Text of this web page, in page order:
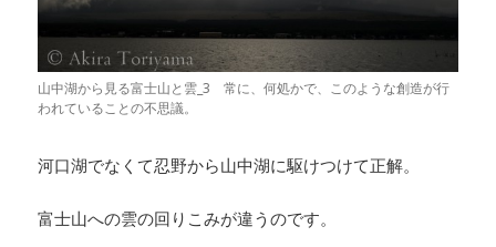
山中湖から見る富士山と雲_3 常に、何処かで、このような創造が行
われていることの不思議。
河口湖でなくて忍野から山中湖に駆けつけて正解。
富士山への雲の回りこみが違うのです。